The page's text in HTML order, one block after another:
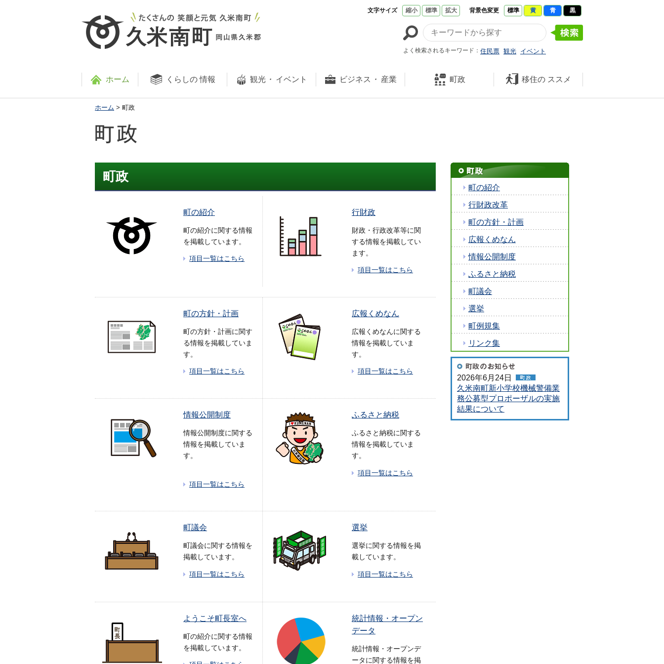
たくさんの 笑顔と元気 久米
文字サイズ 縮小 標準 拡大 背景色変更 標準 黄 青 黒
よく検索されるキーワード： 住民票 観光 イベント
ホーム くらしの情報 観光 ・ イベント ビジネス ・ 産業 町政 移住の ススメ
ホーム > 町政
町政
町の紹介
町の紹介に関する情報
を掲載しています。
項目一覧はこちら
行財政
財政・行政改革等に関
する情報を掲載してい
ます。
項目一覧はこちら
町の方針・計画
町の方針・計画に関す
る情報を掲載していま
す。
項目一覧はこちら
広報くめなん
広報くめなんに関する
情報を掲載していま
す。
項目一覧はこちら
情報公開制度
情報公開制度に関する
情報を掲載していま
す。
項目一覧はこちら
ふるさと納税
ふるさと納税に関する
情報を掲載していま
す。
項目一覧はこちら
町議会
町議会に関する情報を
掲載しています。
項目一覧はこちら
選挙
選挙に関する情報を掲
載しています。
項目一覧はこちら
ようこそ町長室へ
町の紹介に関する情報
を掲載しています。
統計情報・オープン
データ
統計情報・オープンデ
ータに関する情報を掲
町の紹介
行財政改革
町の方針・計画
広報くめなん
情報公開制度
ふるさと納税
町議会
選挙
町例規集
リンク集
2026年6月24日
久米南町新小学校機械警備業
務公募型プロポーザルの実施
結果について